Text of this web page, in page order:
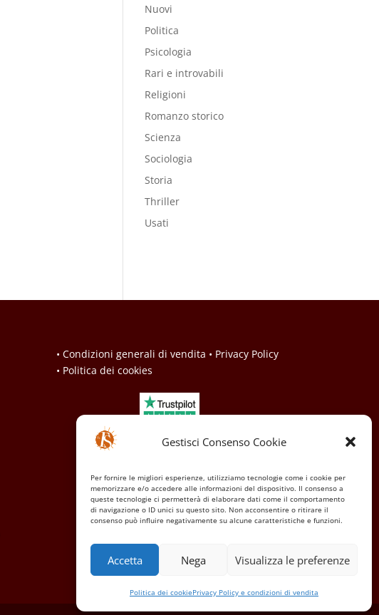
Gestisci Consenso Cookie
Per fornire le migliori esperienze, utilizziamo tecnologie come i cookie per
memorizzare e/o accedere alle informazioni del dispositivo. Il consenso a
queste tecnologie ci permetterà di elaborare dati come il comportamento
di navigazione o ID unici su questo sito. Non acconsentire o ritirare il
consenso può influire negativamente su alcune caratteristiche e funzioni.
Accetta Nega Visualizza le preferenze
Politica dei cookiePrivacy Policy e condizioni di vendita
Nuovi
Politica
Psicologia
Rari e introvabili
Religioni
Romanzo storico
Scienza
Sociologia
Storia
Thriller
Usati
• Condizioni generali di vendita • Privacy Policy
• Politica dei cookies